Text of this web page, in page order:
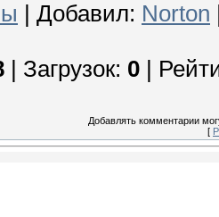
Добавил: Norton
Загрузок: 0
Добавлять комментарии
[